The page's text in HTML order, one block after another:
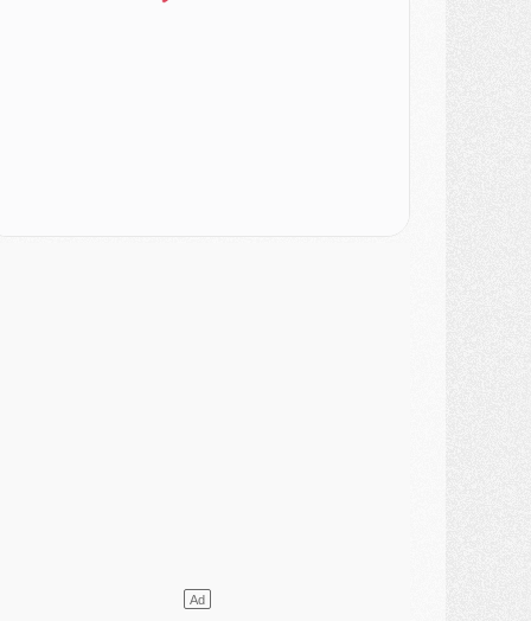
- Un hommage prévu lors de Brest/PSG